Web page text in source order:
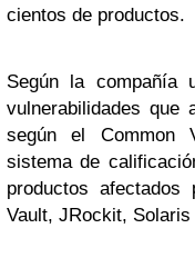
cientos de productos.
Según la compañía
vulnerabilidades que
según el Common
sistema de
productos afectados
Vault, JRockit,